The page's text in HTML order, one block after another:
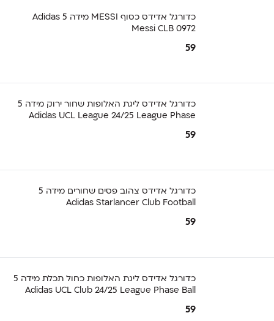
כדורגל אדידס כסוף MESSI מידה 5 Adidas
Messi CLB 0972
59
כדורגל אדידס ליגת האלופות שחור ירוק מידה 5
Adidas UCL League 24/25 League Phase
59
כדורגל אדידס צהוב פסים שחורים מידה 5
Adidas Starlancer Club Football
59
כדורגל אדידס ליגת האלופות כחול תכלת מידה 5
Adidas UCL Club 24/25 League Phase Ball
59